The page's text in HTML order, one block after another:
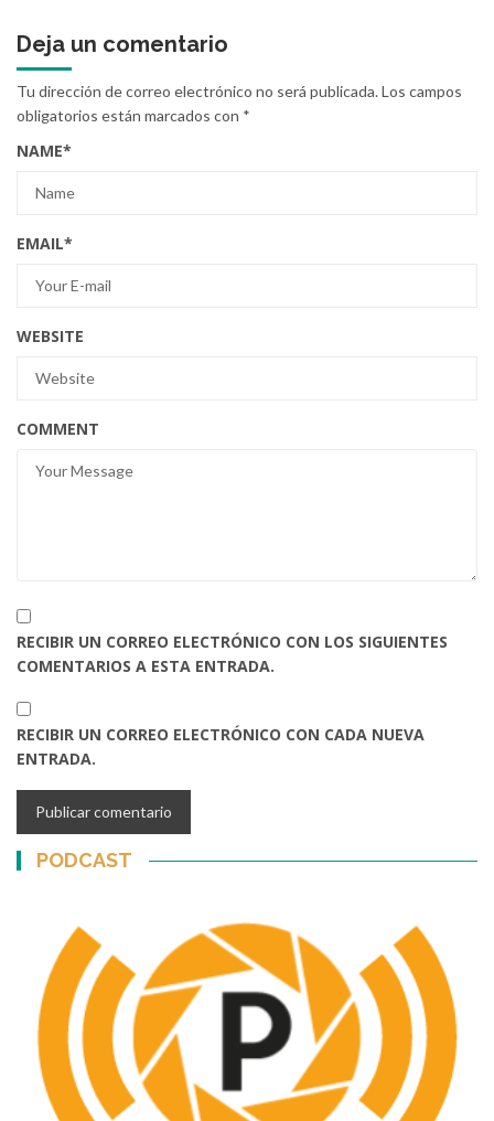
Deja un comentario
Tu dirección de correo electrónico no será publicada.Los campos
obligatorios están marcados con *
NAME*
EMAIL*
WEBSITE
COMMENT
RECIBIR UN CORREO ELECTRÓNICO CON LOS SIGUIENTES
COMENTARIOS A ESTA ENTRADA.
RECIBIR UN CORREO ELECTRÓNICO CON CADA NUEVA
ENTRADA.
PODCAST